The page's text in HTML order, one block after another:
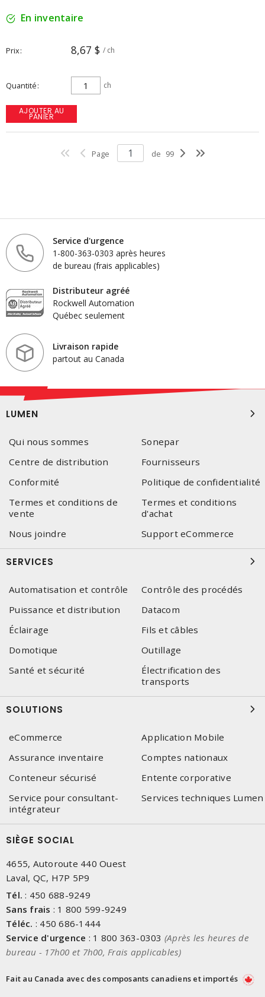
En inventaire
Prix 8,67 $ / ch
Quantité ch
AJOUTER AU
PANIER
Page de 99
Service d'urgence
1-800-363-0303 après heures
de bureau (frais applicables)
Distributeur agréé
Rockwell Automation
Québec seulement
Livraison rapide
partout au Canada
LUMEN
Qui nous sommes
Sonepar
Centre de distribution
Fournisseurs
Conformité
Politique de confidentialité
Termes et conditions de
vente
Termes et conditions
d'achat
Nous joindre
Support eCommerce
SERVICES
Automatisation et contrôle
Contrôle des procédés
Puissance et distribution
Datacom
Éclairage
Fils et câbles
Domotique
Outillage
Santé et sécurité
Électrification des
transports
SOLUTIONS
eCommerce
Application Mobile
Assurance inventaire
Comptes nationaux
Conteneur sécurisé
Entente corporative
Service pour consultant-
intégrateur
Services techniques Lumen
SIÈGE SOCIAL
4655, Autoroute 440 Ouest
Laval, QC, H7P 5P9
Tél. : 450 688-9249
Sans frais : 1 800 599-9249
Téléc. : 450 686-1444
Service d'urgence : 1 800 363-0303 (Après les heures de
bureau - 17h00 et 7h00, Frais applicables)
Fait au Canada avec des composants canadiens et importés